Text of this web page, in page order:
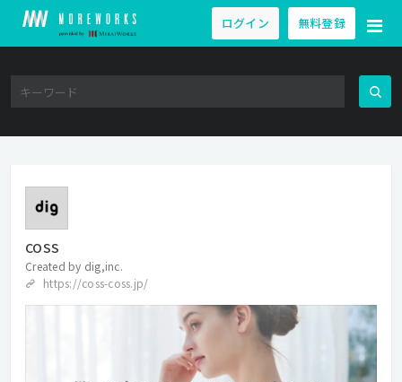
ログイン 無料登録
COSS
Created by dig,inc.
https://coss-coss.jp/